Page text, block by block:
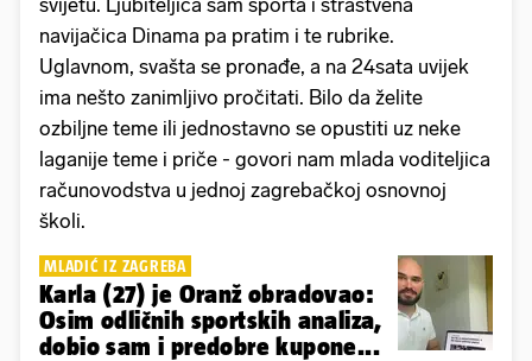
navijačica Dinama pa pratim i te rubrike.
Uglavnom, svašta se pronađe, a na 24sata uvijek
ima nešto zanimljivo pročitati. Bilo da želite
ozbiljne teme ili jednostavno se opustiti uz neke
laganije teme i priče - govori nam mlada voditeljica
računovodstva u jednoj zagrebačkoj osnovnoj
školi.
MLADIĆ IZ ZAGREBA
Karla (27) je Oranž obradovao:
Osim odličnih sportskih analiza,
dobio sam i predobre kupone...